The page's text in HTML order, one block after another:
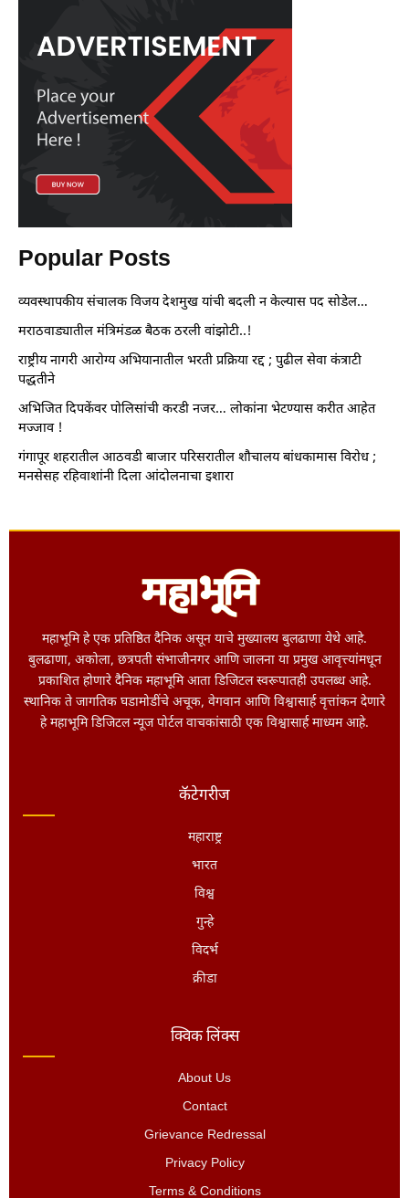
Popular Posts
व्यवस्थापकीय संचालक विजय देशमुख यांची बदली न केल्यास पद सोडेल…
मराठवाड्यातील मंत्रिमंडळ बैठक ठरली वांझोटी..!
राष्ट्रीय नागरी आरोग्य अभियानातील भरती प्रक्रिया रद्द ; पुढील सेवा कंत्राटी
पद्धतीने
अभिजित दिपकेंवर पोलिसांची करडी नजर… लोकांना भेटण्यास करीत आहेत
मज्जाव !
गंगापूर शहरातील आठवडी बाजार परिसरातील शौचालय बांधकामास विरोध ;
मनसेसह रहिवाशांनी दिला आंदोलनाचा इशारा
महाभूमि हे एक प्रतिष्ठित दैनिक असून याचे मुख्यालय बुलढाणा येथे आहे.
बुलढाणा, अकोला, छत्रपती संभाजीनगर आणि जालना या प्रमुख आवृत्त्यांमधून
प्रकाशित होणारे दैनिक महाभूमि आता डिजिटल स्वरूपातही उपलब्ध आहे.
स्थानिक ते जागतिक घडामोडींचे अचूक, वेगवान आणि विश्वासार्ह वृत्तांकन देणारे
हे महाभूमि डिजिटल न्यूज पोर्टल वाचकांसाठी एक विश्वासार्ह माध्यम आहे.
कॅटेगरीज
महाराष्ट्र
भारत
विश्व
गुन्हे
विदर्भ
क्रीडा
क्विक लिंक्स
About Us
Contact
Grievance Redressal
Privacy Policy
Terms & Conditions